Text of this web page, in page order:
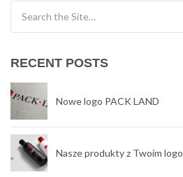
RECENT POSTS
Nowe logo PACK LAND
Nasze produkty z Twoim logo